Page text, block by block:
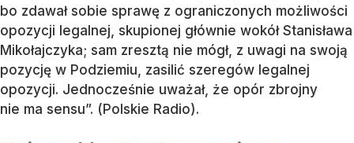
bo zdawał sobie sprawę z ograniczonych możliwości
opozycji legalnej, skupionej głównie wokół Stanisława
Mikołajczyka; sam zresztą nie mógł, z uwagi na swoją
pozycję w Podziemiu, zasilić szeregów legalnej
opozycji. Jednocześnie uważał, że opór zbrojny
nie ma sensu”. (Polskie Radio).